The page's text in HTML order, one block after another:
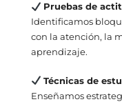
Pruebas de
Identificamos
con la atención, la
aprendizaje.
Técnicas de
Enseñamos